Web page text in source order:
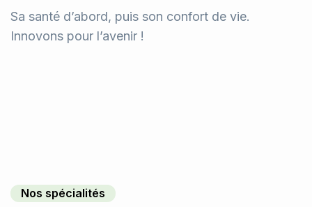
Sa santé d’abord, puis son confort de vie.
Innovons pour l’avenir !
Nos spécialités